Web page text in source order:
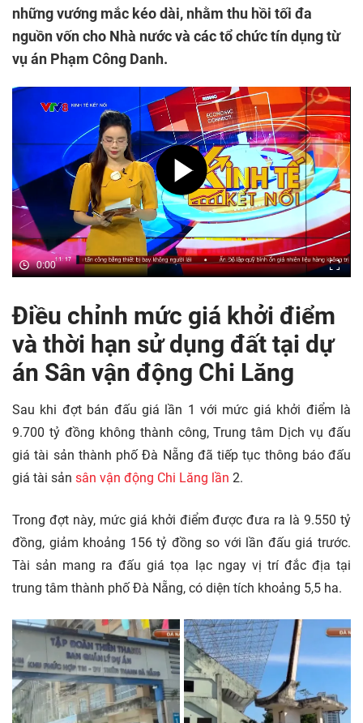
những vướng mắc kéo dài, nhằm thu hồi tối đa
nguồn vốn cho Nhà nước và các tổ chức tín dụng từ
vụ án Phạm Công Danh.
0:00
Điều chỉnh mức giá khởi điểm
và thời hạn sử dụng đất tại dự
án Sân vận động Chi Lăng
Sau khi đợt bán đấu giá lần 1 với mức giá khởi điểm là
9.700 tỷ đồng không thành công, Trung tâm Dịch vụ đấu
giá tài sản thành phố Đà Nẵng đã tiếp tục thông báo đấu
giá tài sản sân vận động Chi Lăng lần 2.
Trong đợt này, mức giá khởi điểm được đưa ra là 9.550 tỷ
đồng, giảm khoảng 156 tỷ đồng so với lần đấu giá trước.
Tài sản mang ra đấu giá tọa lạc ngay vị trí đắc địa tại
trung tâm thành phố Đà Nẵng, có diện tích khoảng 5,5 ha.